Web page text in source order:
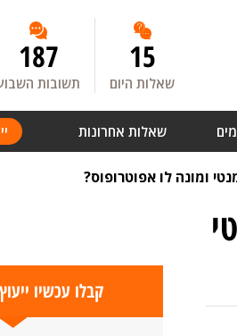
15
שאלות היום
187
תשובות
שאלות אחרונות
ומונה לו אפוטרופוס?
קבלו עכשיו